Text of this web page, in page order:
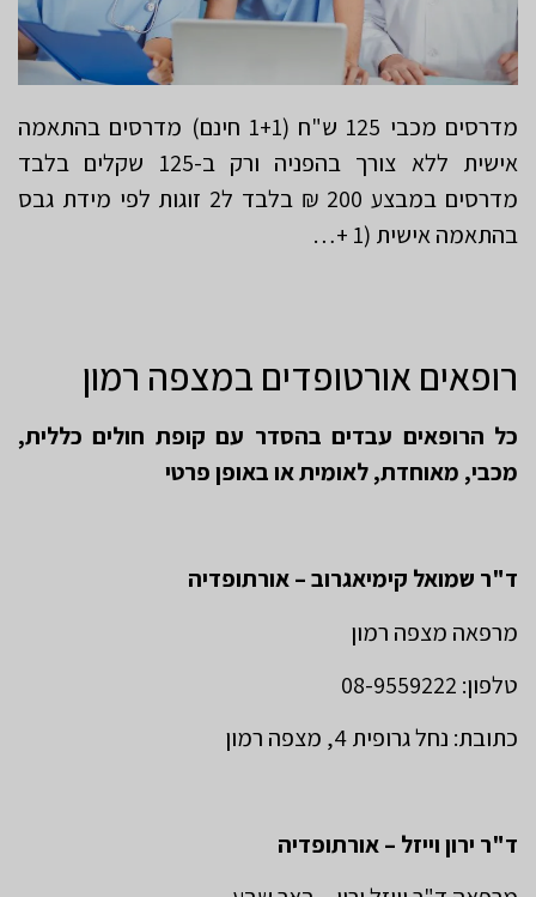
מדרסים מכבי 125 ש"ח (1+1 חינם) מדרסים בהתאמה
אישית ללא צורך בהפניה ורק ב-125 שקלים בלבד
מדרסים במבצע 200 ₪ בלבד ל2 זוגות לפי מידת גבס
בהתאמה אישית (1 +…
רופאים אורטופדים במצפה רמון
כל הרופאים עבדים בהסדר עם קופת חולים כללית,
מכבי, מאוחדת, לאומית או באופן פרטי
ד"ר שמואל קימיאגרוב – אורתופדיה
מרפאה מצפה רמון
טלפון: 08-9559222
כתובת: נחל גרופית 4, מצפה רמון
ד"ר ירון וייזל – אורתופדיה